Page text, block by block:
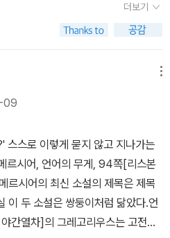
어디를 향해 가고 있는지 알 수 없
여유를 느껴보는 것이다. 이 소설
만 먼저 세상을 떠난 아내를 계속
서 내가 배경음악을 선택해 볼 수
다. 침착하면서도 공감 능력이 뛰어
있었을 때, 두 사람만의 보금자리인
에 나란히 앉아 그 누구도 존재하
수 없는 세계 속에서 언어를 고민하
로 낭만적이었고 로맨틱했다. 세월
면. 아내를 따라 트리에스테로 이
출판사 사장이 되지 않았다면. 시
다른 사람에게 넘겼다면... 레이랜드
지만, 레이랜드는 그중 몇 가지만을
삶은 이렇게 되었지만, 선택하지
은 이렇게 되었다. 그렇다면 인생
도 하고, 그러니 선택에 대해 심각
후회할 필요도 없는 것은 아닐까.
음도 생각하지 않고 눈 앞의 소설에
마 전에 읽은 마르쿠스 아우렐리우
은 없다, 지금을 살아라'라는 경구가
수 있는가. 저자는 이야기를 전개해
이를 이야기한다.소설은 어느덧 마
조처럼 진행된다. 주인공이 드디어
단지, 언어가 좋아서 세계의 여러
된 삶이 그림책 번역으로 우연히
아가고, 출판사 대표로 갔다가 작가
인물이 써 내려가는 글(소설) 속에
녹아들어 있었다. 주인공의 글에도
는 삶이 담기고 있는가.
단순한 관객을 넘어 스스로 감독이
하고 의미를 부여하는 단계까지도
게 될 때에도 비슷한 일이 벌어진
의 능동성'이라고 할 수 있겠다. 영화
과 타협한 지점에서 가시화되어
감동할 뿐이지만, 책의 경우는 영
화시키는 매개자가 없기 때문에 같
는 또다시 머릿속에서 초독 때처럼
만 한다. 이 차별적인 수고로움(혹
고유한 가치라고 생각한다 (안 해
속에 그렸던 책 속의 장면들이 재
, 나는 마치 고향을 찾은 듯한 기분
더보기
09
스스로 이렇게 묻지 않고 지나가는
르시어, 언어의 무게, 94쪽[리스본
르시어의 최신 소설의 제목은 제목
이 두 소설은 쌍둥이처럼 닮았다.언
간열차]의 그레고리우스는 고전문